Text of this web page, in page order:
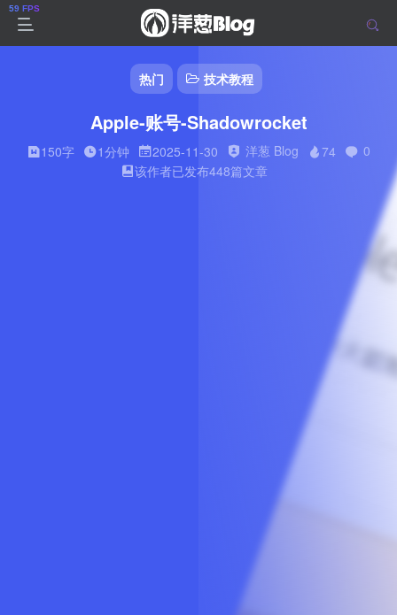
热门 技术教程
Apple-账号-Shadowrocket
150字 1分钟 2025-11-30 洋葱 Blog 74
0
该作者已发布448篇文章